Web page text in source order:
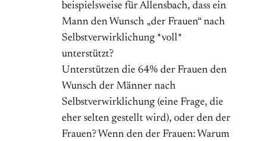
beispielsweise für Allensbach, dass ein
Mann den Wunsch „der Frauen“ nach
Selbstverwirklichung *voll*
unterstützt?
Unterstützen die 64% der Frauen den
Wunsch der Männer nach
Selbstverwirklichung (eine Frage, die
eher selten gestellt wird), oder den der
Frauen? Wenn den der Frauen: Warum